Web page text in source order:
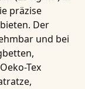
präzise
Der
und bei
Tex